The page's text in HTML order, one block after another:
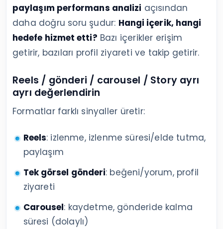
paylaşım performans analizi açısından
daha doğru soru şudur: Hangi içerik, hangi
hedefe hizmet etti? Bazı içerikler erişim
getirir, bazıları profil ziyareti ve takip getirir.
Reels / gönderi / carousel / Story ayrı
ayrı değerlendirin
Formatlar farklı sinyaller üretir:
Reels: izlenme, izlenme süresi/elde tutma,
paylaşım
Tek görsel gönderi: beğeni/yorum, profil
ziyareti
Carousel: kaydetme, gönderide kalma
süresi (dolaylı)